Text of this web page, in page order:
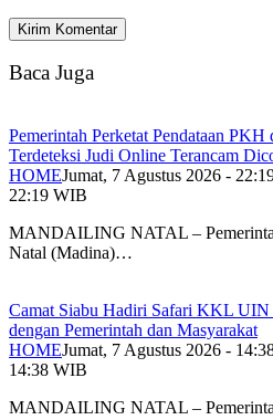
Baca Juga
Pemerintah Perketat Pendataan PKH
Terdeteksi Judi Online Terancam
HOMEJumat, 7 Agustus 2026 -
22:19 WIB
MANDAILING NATAL –
Natal (Madina)…
Camat Siabu Hadiri Safari KKL UIN
dengan Pemerintah dan Masyarakat
HOMEJumat, 7 Agustus 2026 -
14:38 WIB
MANDAILING NATAL –